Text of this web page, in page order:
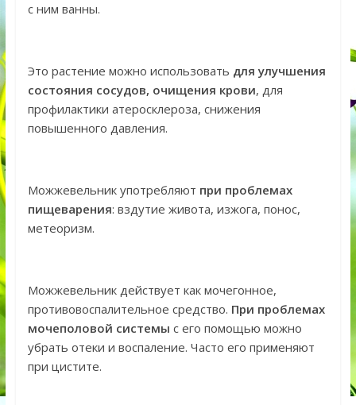
с ним ванны.
Это растение можно использовать для улучшения
состояния сосудов, очищения крови, для
профилактики атеросклероза, снижения
повышенного давления.
Можжевельник употребляют при проблемах
пищеварения: вздутие живота, изжога, понос,
метеоризм.
Можжевельник действует как мочегонное,
противовоспалительное средство. При проблемах
мочеполовой системы с его помощью можно
убрать отеки и воспаление. Часто его применяют
при цистите.